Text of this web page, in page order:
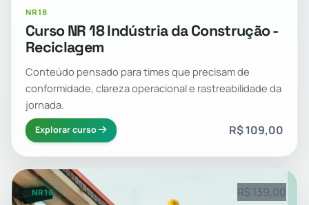
NR18
Curso NR 18 Indústria da Construção -
Reciclagem
Conteúdo pensado para times que precisam de
conformidade, clareza operacional e rastreabilidade da
jornada.
Explorar curso R$ 109,00
NR18 R$ 139,00